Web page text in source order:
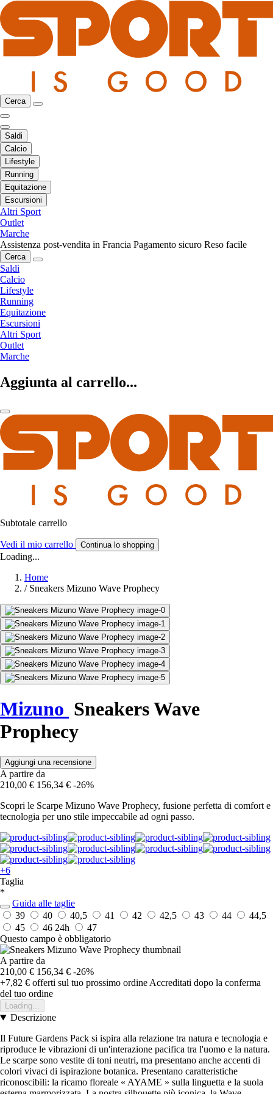
Cerca
Saldi
Calcio
Lifestyle
Running
Equitazione
Escursioni
Altri Sport
Outlet
Marche
Assistenza post-vendita in Francia Pagamento sicuro Reso facile
Cerca
Saldi
Calcio
Lifestyle
Running
Equitazione
Escursioni
Altri Sport
Outlet
Marche
Aggiunta al carrello...
Subtotale carrello
Vedi il mio carrello Continua lo shopping
Loading...
Home
/ Sneakers Mizuno Wave Prophecy
Mizuno Sneakers Wave
Prophecy
Aggiungi una recensione
A partire da
210,00 € 156,34 € -26%
Scopri le Scarpe Mizuno Wave Prophecy, fusione perfetta di comfort e
tecnologia per uno stile impeccabile ad ogni passo.
+6
Taglia
*
Guida alle taglie
39
40 40,5 41 42 42,5 43 44
44,5
45
46 24h
47
Questo campo è obbligatorio
A partire da
210,00 € 156,34 € -26%
+7,82 € offerti sul tuo prossimo ordine Accreditati dopo la conferma
del tuo ordine
Loading...
Descrizione
Il Future Gardens Pack si ispira alla relazione tra natura e tecnologia e
riproduce le vibrazioni di un'interazione pacifica tra l'uomo e la natura.
Le scarpe sono vestite di toni neutri, ma presentano anche accenti di
colori vivaci di ispirazione botanica. Presentano caratteristiche
riconoscibili: la ricamo floreale « AYAME » sulla linguetta e la suola